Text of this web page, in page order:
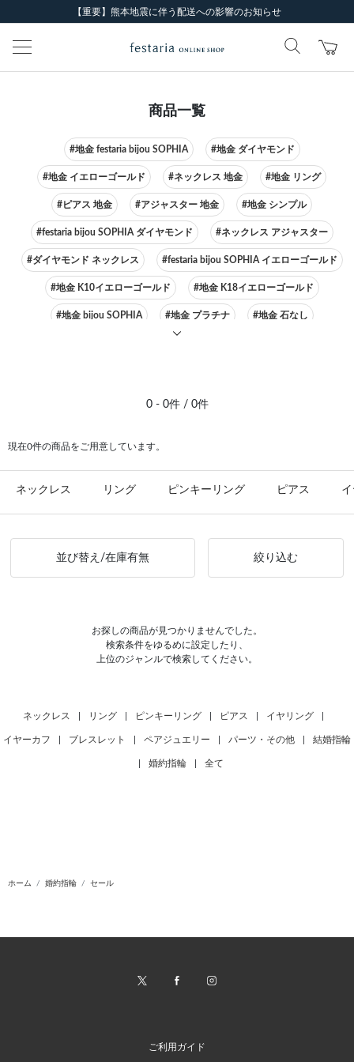
【重要】熊本地震に伴う配送への影響のお知らせ
商品一覧
#地金 festaria bijou SOPHIA #地金 ダイヤモンド
#地金 イエローゴールド #ネックレス 地金 #地金 リング
#ピアス 地金 #アジャスター 地金 #地金 シンプル
#festaria bijou SOPHIA ダイヤモンド #ネックレス アジャスター
#ダイヤモンド ネックレス #festaria bijou SOPHIA イエローゴールド
#地金 K10イエローゴールド #地金 K18イエローゴールド
#地金 bijou SOPHIA #地金 プラチナ #地金 石なし
0 - 0件 / 0件
現在0件の商品をご用意しています。
ネックレス リング ピンキーリング ピアス
並び替え/在庫有無 絞り込む
お探しの商品が見つかりませんでした。
検索条件をゆるめに設定したり、
上位のジャンルで検索してください。
ネックレス リング ピンキーリング ピアス イヤリング
イヤーカフ ブレスレット ペアジュエリー パーツ・その他 結婚指輪
婚約指輪 全て
ホーム 婚約指輪 セール
ご利用ガイド